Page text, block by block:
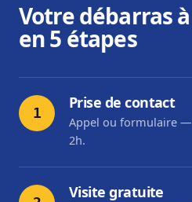
Votre débarras
en 5 étapes
1
Prise de contact
Appel ou formulaire
2h.
Visite gratuite